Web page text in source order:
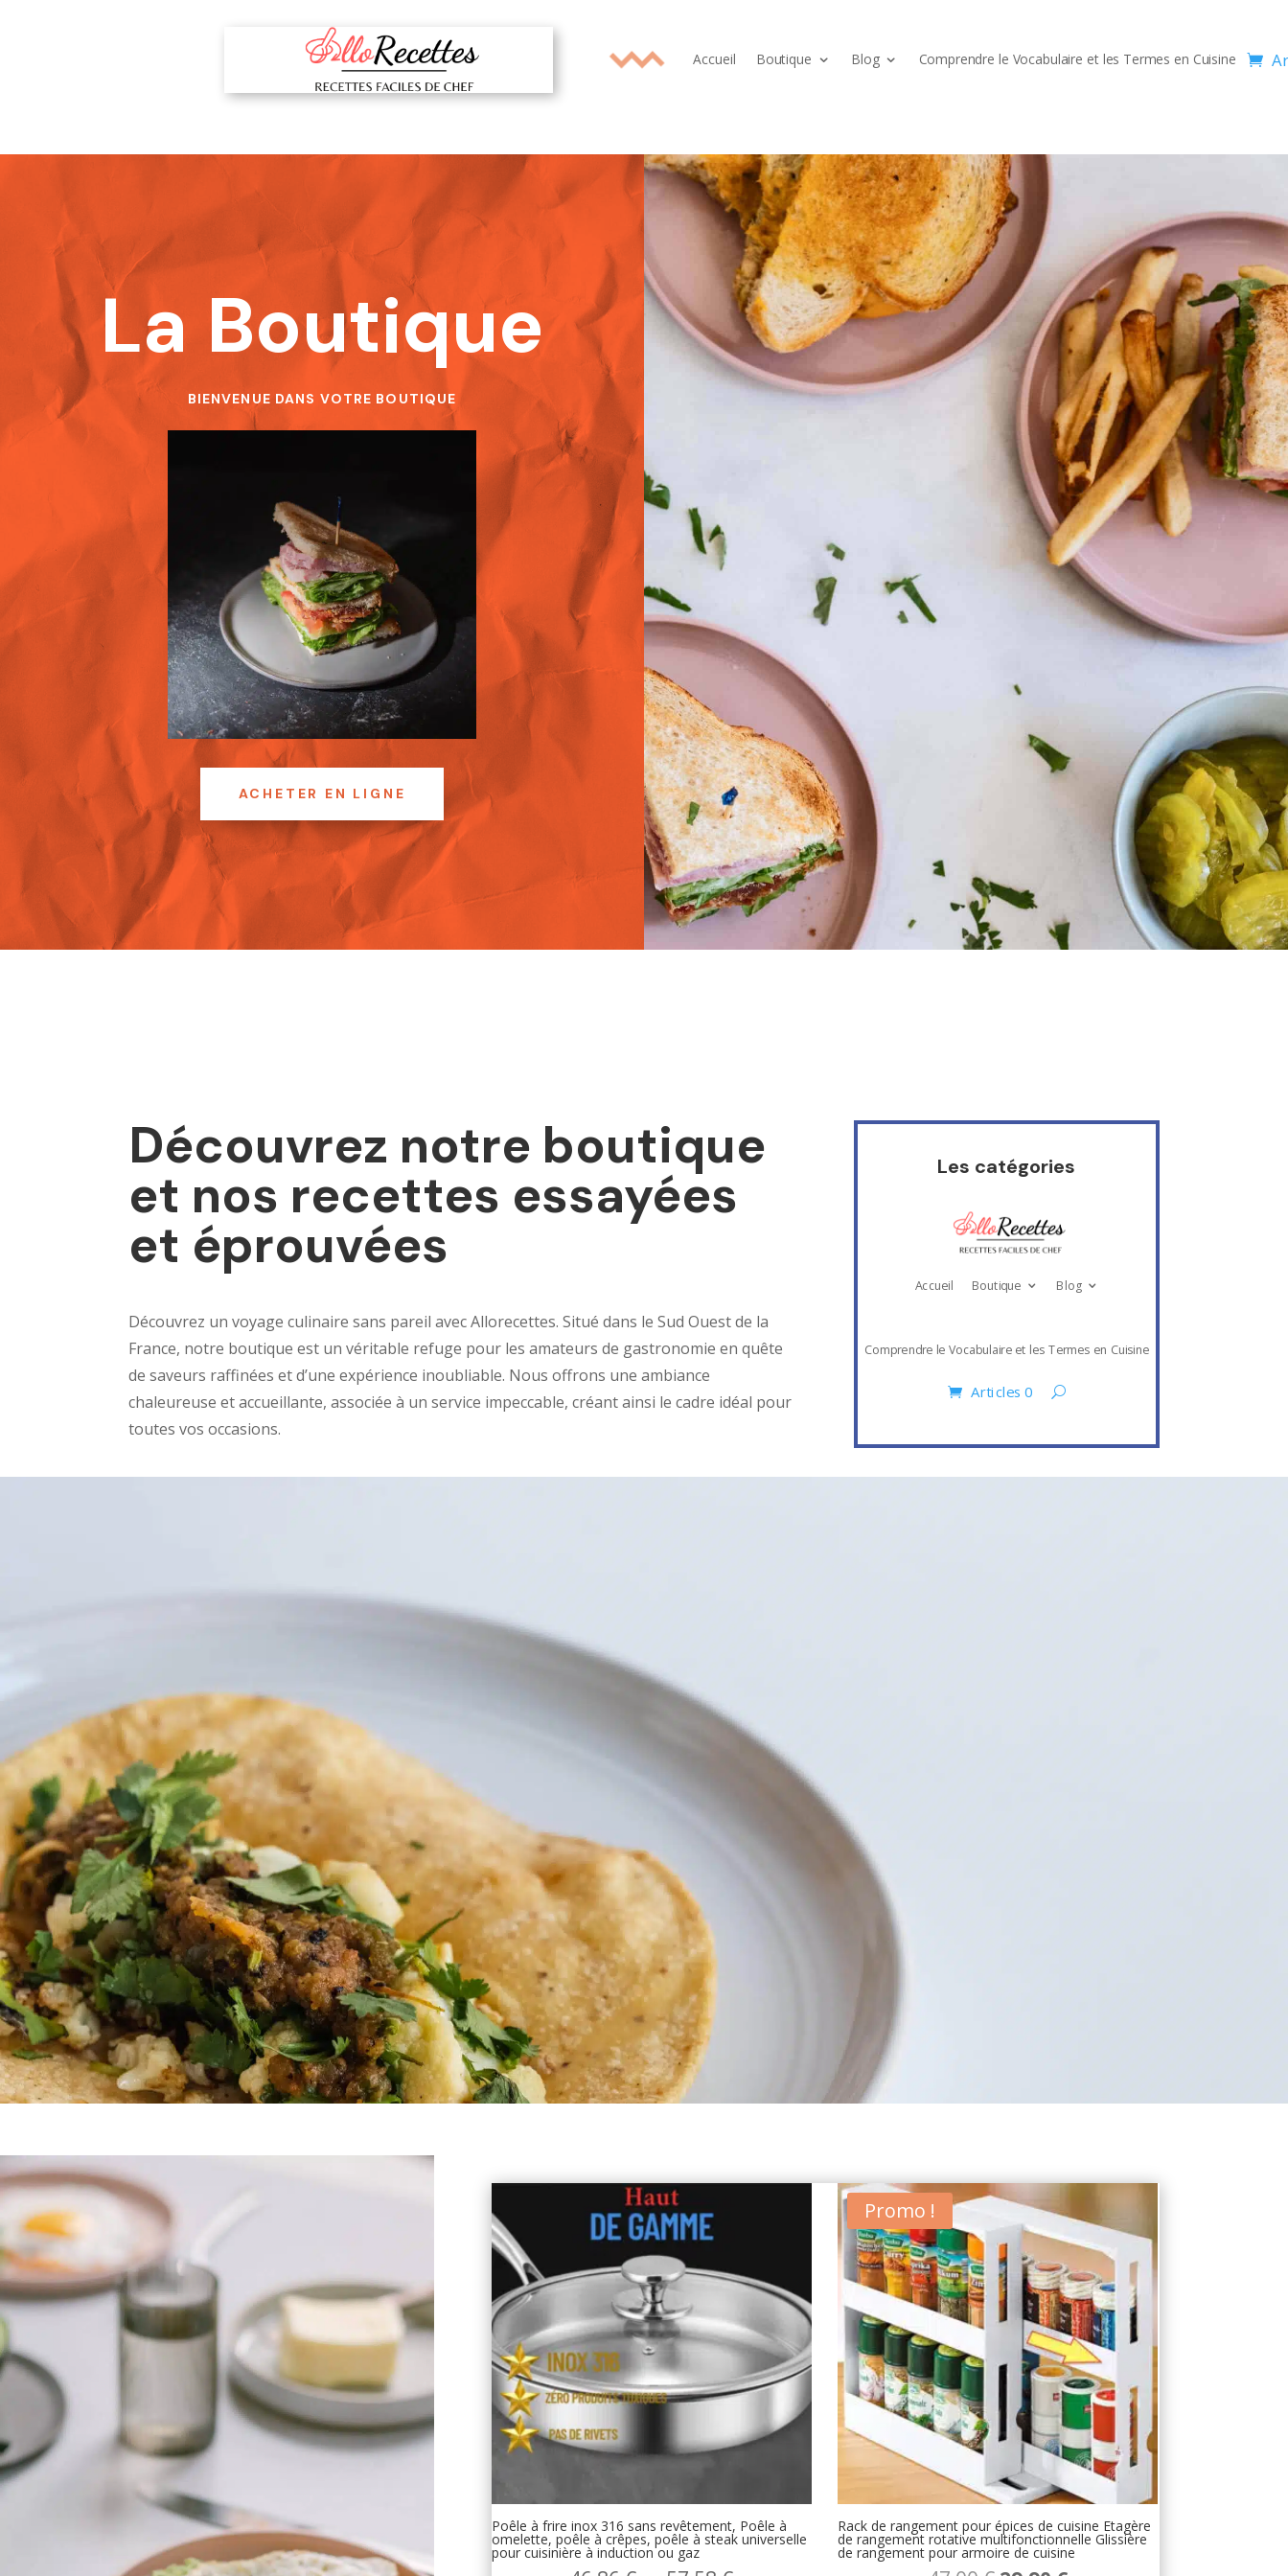
Accueil Boutique Blog Comprendre le Vocabulaire et les Termes en Cuisine
La Boutique
BIENVENUE DANS VOTRE BOUTIQUE
ACHETER EN LIGNE
Découvrez notre boutique
et nos recettes essayées
et éprouvées
Découvrez un voyage culinaire sans pareil avec Allorecettes. Situé dans le Sud Ouest de la
France, notre boutique est un véritable refuge pour les amateurs de gastronomie en quête
de saveurs raffinées et d’une expérience inoubliable. Nous offrons une ambiance
chaleureuse et accueillante, associée à un service impeccable, créant ainsi le cadre idéal pour
toutes vos occasions.
Les catégories
Accueil Boutique Blog
Comprendre le Vocabulaire et les Termes en Cuisine
Articles 0
Poêle à frire inox 316 sans revêtement, Poêle à
omelette, poêle à crêpes, poêle à steak universelle
pour cuisinière à induction ou gaz
Promo !
Rack de rangement pour épices de cuisine Etagère
de rangement rotative multifonctionnelle Glissière
de rangement pour armoire de cuisine